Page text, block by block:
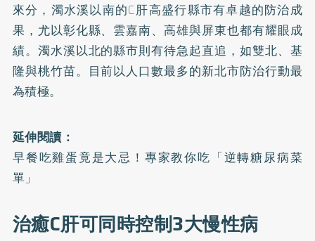
來分，濁水溪以南的C肝高盛行縣市有卓越的防治成
果，尤以彰化縣、雲嘉南、高雄與屏東也都有耀眼成
績。濁水溪以北的縣市則有待急起直追，如雙北、基
隆與桃竹苗。目前以人口數最多的新北市防治行動最
為積極。
延伸閱讀：
早餐吃雞蛋竟是大忌！專家教你吃「逆轉糖尿病菜
單」
治癒C肝可同時控制3大慢性病